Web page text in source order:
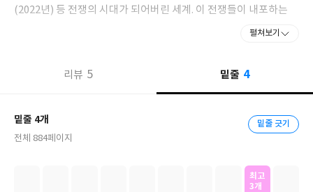
(2022년) 등 전쟁의 시대가 되어버린 세계. 이 전쟁들이 내포하는
궁극적 목적은 무엇인가? 지난 20여 년 동안 미국은 미국의 이익을
의 초크포인트(급소)를 노리며 은밀한 전략을 펴고 있다. 트럼프 2
기가 집권하자마자 관세정책을 선포하고, 이란과 베네수엘라의 정
있다. 미 국무부와 국방부 및 재무부의 테러·금융정보 담당관이 밝
히는 미국의 속내! 워싱턴의 비공식 루트들을 생생히 재현한 미 외
펼쳐보기
리뷰 5 밑줄 4
밑줄 4개
전체 884페이지
밑줄 긋기
최고
3개